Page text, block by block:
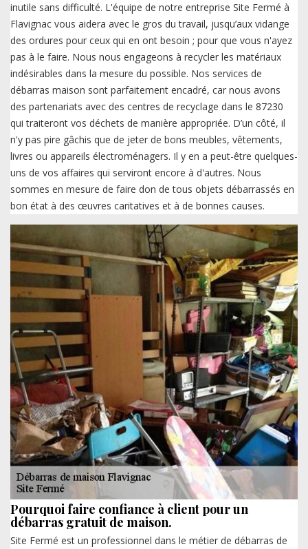
inutile sans difficulté. L'équipe de notre entreprise Site Fermé à
Flavignac vous aidera avec le gros du travail, jusqu’aux vidange
des ordures pour ceux qui en ont besoin ; pour que vous n'ayez
pas à le faire. Nous nous engageons à recycler les matériaux
indésirables dans la mesure du possible. Nos services de
débarras maison sont parfaitement encadré, car nous avons
des partenariats avec des centres de recyclage dans le 87230
qui traiteront vos déchets de manière appropriée. D’un côté, il
n'y pas pire gâchis que de jeter de bons meubles, vêtements,
livres ou appareils électroménagers. Il y en a peut-être quelques-
uns de vos affaires qui serviront encore à d'autres. Nous
sommes en mesure de faire don de tous objets débarrassés en
bon état à des œuvres caritatives et à de bonnes causes.
Pourquoi faire confiance à client pour un
débarras gratuit de maison.
Site Fermé est un professionnel dans le métier de débarras de